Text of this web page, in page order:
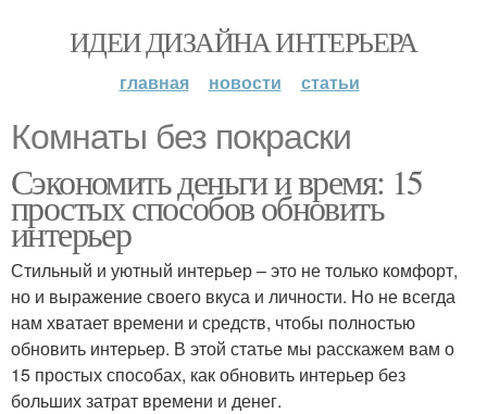
ИДЕИ ДИЗАЙНА ИНТЕРЬЕРА
главная новости статьи
Комнаты без покраски
Сэкономить деньги и время: 15
простых способов обновить
интерьер
Стильный и уютный интерьер – это не только комфорт,
но и выражение своего вкуса и личности. Но не всегда
нам хватает времени и средств, чтобы полностью
обновить интерьер. В этой статье мы расскажем вам о
15 простых способах, как обновить интерьер без
больших затрат времени и денег.